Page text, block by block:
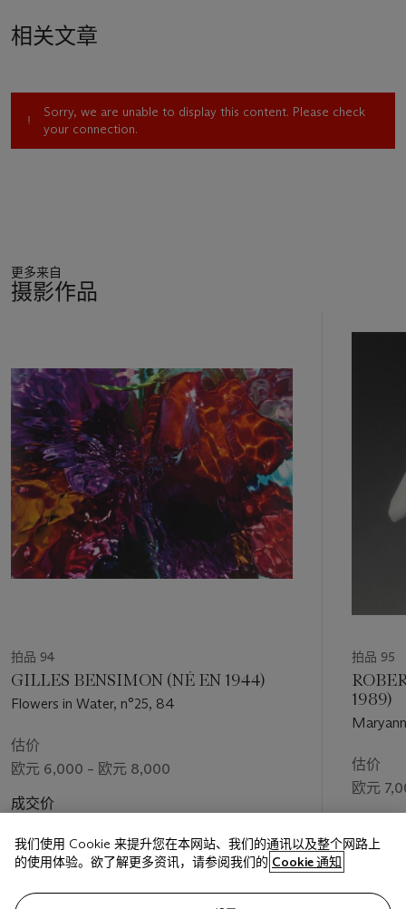
相关文章
Sorry, we are unable to display this content. Please check
your connection.
更多来自
摄影作品
第
1
个
拍品 94
GILLES BENSIMON (NÉ EN 1944)
Flowers in Water, n°25, 84
估价
欧元 6,000 – 欧元 8,000
成交价
拍品 95
1989)
估价
欧元
欧元
我们使用 Cookie 来提升您在本网站、我们的通讯以及整个网路上
的使用体验。欲了解更多资讯，请参阅我们的 Cookie 通知